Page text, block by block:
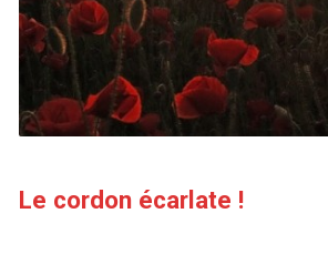
Le cordon écarlate !